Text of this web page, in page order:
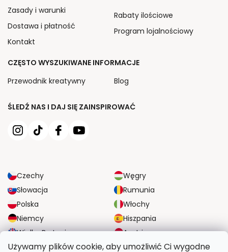
Używamy plików cookie, aby umożliwić Ci wygodne
ŚLEDŹ NAS I DAJ SIĘ ZAINSPIROWAĆ
Czechy
Węgry
Słowacja
Rumunia
Polska
Włochy
Niemcy
Hiszpania
Wielka Brytania
Austria
Zasady i warunki
Dostawa i płatność
Kontakt
Rabaty ilościowe
Program lojalnościowy
CZĘSTO WYSZUKIWANE INFORMACJE
Przewodnik kreatywny
Blog